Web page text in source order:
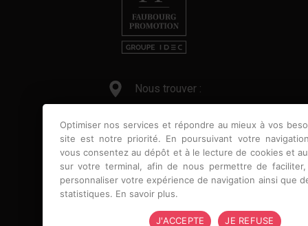
Nous trouver :
75 008 PARIS
Nous contacter :
01 61 61 69 10
Optimiser nos services et répondre au mieux à vos
site est notre priorité. En poursuivant votre
vous consentez au dépôt et à le lecture de cookies et
sur votre terminal, afin de nous permettre de
personnaliser votre expérience de navigation ainsi que
statistiques. En savoir plus.
J'ACCEPTE JE REFUSE